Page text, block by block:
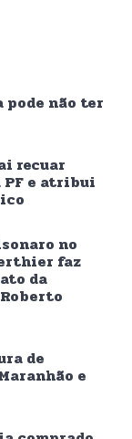
pode não ter
recuar
PF e atribui
no
faz
da
de
e